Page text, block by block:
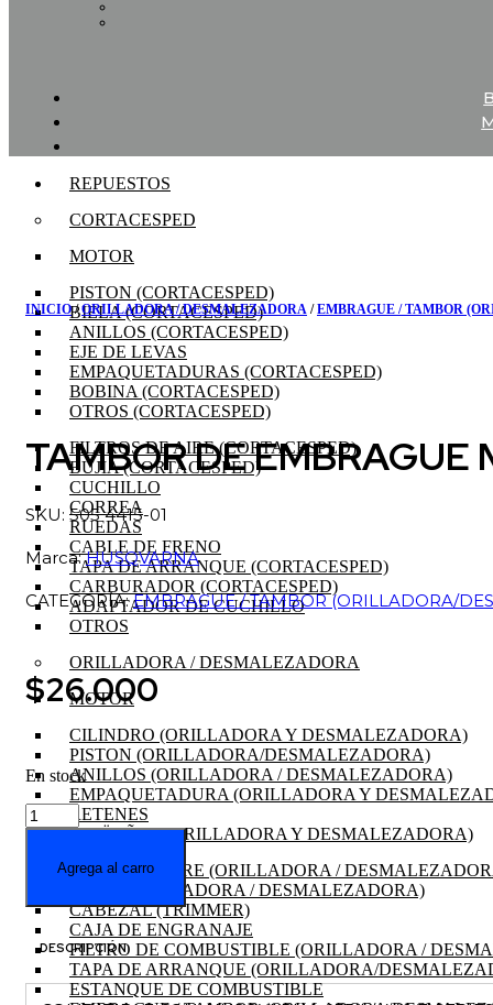
REPUESTOS
CORTACESPED
MOTOR
PISTON (CORTACESPED)
BIELA (CORTACESPED)
ANILLOS (CORTACESPED)
EJE DE LEVAS
EMPAQUETADURAS (CORTACESPED)
BOBINA (CORTACESPED)
OTROS (CORTACESPED)
FILTROS DE AIRE (CORTACESPED)
BUJIA (CORTACESPED)
CUCHILLO
CORREA
RUEDAS
CABLE DE FRENO
TAPA DE ARRANQUE (CORTACESPED)
CARBURADOR (CORTACESPED)
ADAPTADOR DE CUCHILLO
OTROS
ORILLADORA / DESMALEZADORA
MOTOR
CILINDRO (ORILLADORA Y DESMALEZADORA)
PISTON (ORILLADORA/DESMALEZADORA)
ANILLOS (ORILLADORA / DESMALEZADORA)
EMPAQUETADURA (ORILLADORA Y
RETENES
CIGÜEÑAL (ORILLADORA Y DESMALEZADORA)
FILTRO DE AIRE (ORILLADORA /
BUJIA (ORILLADORA / DESMALEZADORA)
CABEZAL (TRIMMER)
CAJA DE ENGRANAJE
FILTRO DE COMBUSTIBLE (ORILLADORA /
TAPA DE ARRANQUE (ORILLADORA/
ESTANQUE DE COMBUSTIBLE
INICIO/ORILLADORA / DESMALEZADORA /EMBRAGUE / TAMBOR
TAMBOR DE EMBRAGUE
SKU: 505 4415-01
Marca:HUSQVARNA
CATEGORÍA:EMBRAGUE / TAMBOR (ORILLADORA/
$26.000
En stock
TAMBOR
DE
MOTOSIERRA
7
DIENTES
440E
cantidad
Agrega al carro
DESCRIPCIÓN